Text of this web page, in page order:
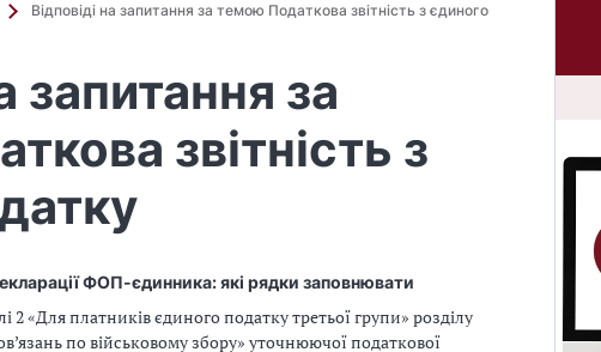
Відповіді на запитання за темою Податкова звітність з єдиного
запитання за
звітність з
ФОП-єдинника: які рядки заповнювати
2 «Для платників єдиного податку третьої групи» розділу
по військовому збору» уточнюючої податкової